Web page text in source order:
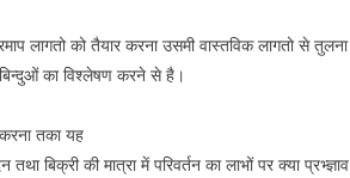
लागतो को तैयार करना उसमी वास्तविक लागतो से तुलना
का विश्लेषण करने से है।
तका यह
बिक्री की मात्रा में परिवर्तन का लाभों पर क्या प्रभ्ज्ञाव